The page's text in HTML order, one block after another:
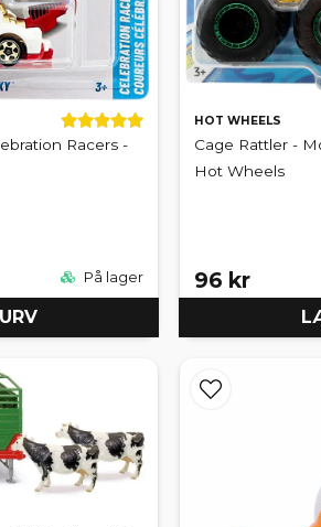
Racers -
På lager
HOT WHEELS
Cage Rattler -
Hot Wheels
96 kr